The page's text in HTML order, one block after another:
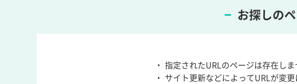
お探しの
・ 指定されたURLのページは存在しま
・ サイト更新などによってURLが変